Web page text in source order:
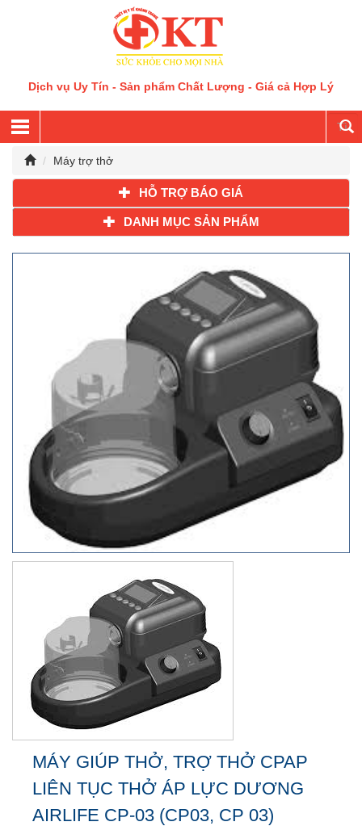
Dịch vụ Uy Tín - Sản phẩm Chất Lượng - Giá cả Hợp Lý
Máy trợ thở
HỖ TRỢ BÁO GIÁ
DANH MỤC SẢN PHẨM
MÁY GIÚP THỞ, TRỢ THỞ CPAP
LIÊN TỤC THỞ ÁP LỰC DƯƠNG
AIRLIFE CP-03 (CP03, CP 03)